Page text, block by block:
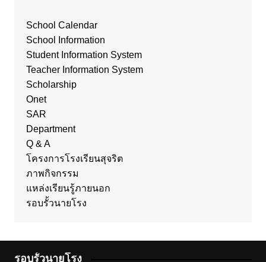
School Calendar
School Information
Student Information System
Teacher Information System
Scholarship
Onet
SAR
Department
Q & A
โครงการโรงเรียนสุจริต
ภาพกิจกรรม
แหล่งเรียนรู้ภายนอก
รอบรั้วนายโรง
รอบรั้วนายโรง